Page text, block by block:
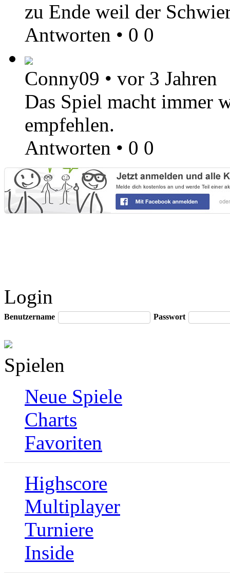
zu Ende weil der
Antworten • 0 0
Conny09 • vor 3 Jahren
Das Spiel macht immer
empfehlen.
Antworten • 0 0
Login
Benutzername Passwort
Spielen
Neue Spiele
Charts
Favoriten
Highscore
Multiplayer
Turniere
Inside